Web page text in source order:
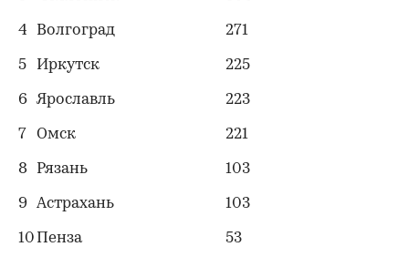
4 Волгоград 271
5 Иркутск 225
6 Ярославль 223
7 Омск 221
8 Рязань 103
9 Астрахань 103
10 Пенза 53